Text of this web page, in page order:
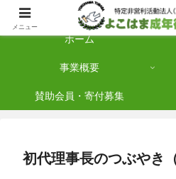
横浜市保土ケ谷区を拠点に「法人後見」を
ホーム
事業概要
賛助会員・寄付募集
初代理事長のつぶやき
メニュー